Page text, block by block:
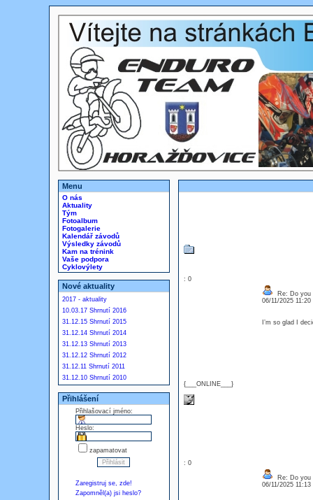
Menu
O nás
Aktuality
Tým
Fotoalbum
Fotogalerie
Kalendář závodů
Výsledky závodů
Kam na trénink
Vaše podpora
Cyklovýlety
Nové aktuality
2017 - aktuality
10.03.17 Shrnutí 2016
31.12.15 Shrnutí 2015
31.12.14 Shrnutí 2014
31.12.13 Shrnutí 2013
31.12.12 Shrnutí 2012
31.12.11 Shrnutí 2011
31.12.10 Shrnutí 2010
Přihlášení
Přihlašovací jméno:
Heslo:
zapamatovat
Zaregistruj se, zde!
Zapomněl(a) jsi heslo?
: 0
{___ONLINE___}
Re: Do you
06/11/2025 11:20
I’m so glad I
: 0
Re: Do you
06/11/2025 11:13